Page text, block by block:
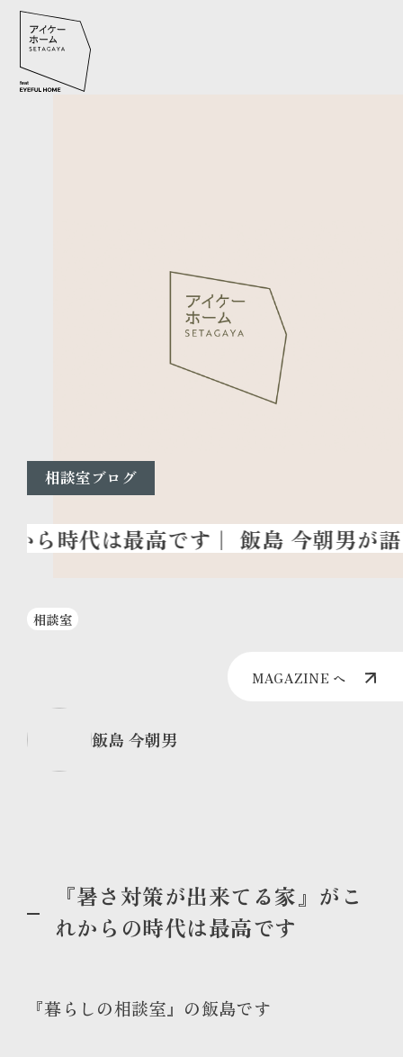
相談室ブログ
相談室
MAGAZINE へ
飯島 今朝男
『暑さ対策が出来てる家』がこ
れからの時代は最高です
『暮らしの相談室』の飯島です